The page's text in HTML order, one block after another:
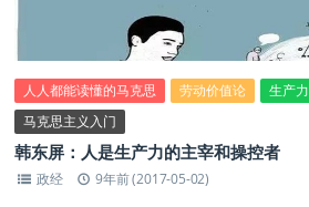
人人都能读懂的马克思 劳动价值论 生产力
马克思主义入门
韩东屏：人是生产力的主宰和操控者
政经 9年前 (2017-05-02)